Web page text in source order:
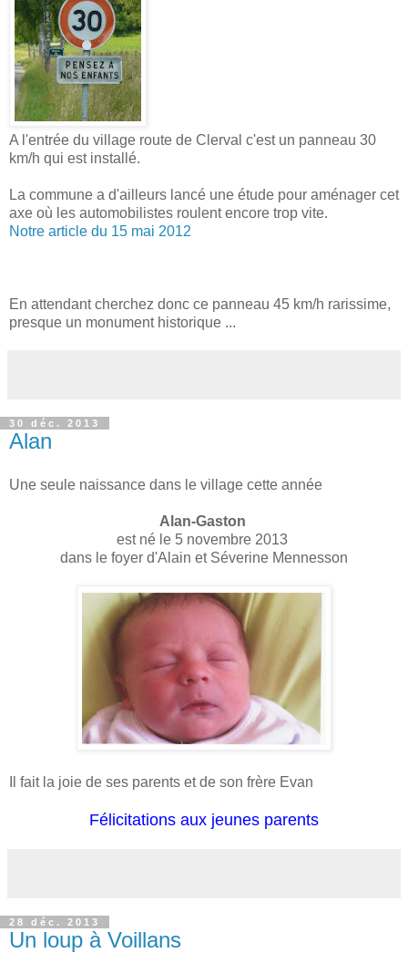
A l'entrée du village route de Clerval c'est un panneau 30
km/h qui est installé.
La commune a d'ailleurs lancé une étude pour aménager cet
axe où les automobilistes roulent encore trop vite.
Notre article du 15 mai 2012
En attendant cherchez donc ce panneau 45 km/h rarissime,
presque un monument historique ...
30 déc. 2013
Alan
Une seule naissance dans le village cette année
Alan-Gaston
est né le 5 novembre 2013
dans le foyer d'Alain et Séverine Mennesson
Il fait la joie de ses parents et de son frère Evan
Félicitations aux jeunes parents
28 déc. 2013
Un loup à Voillans